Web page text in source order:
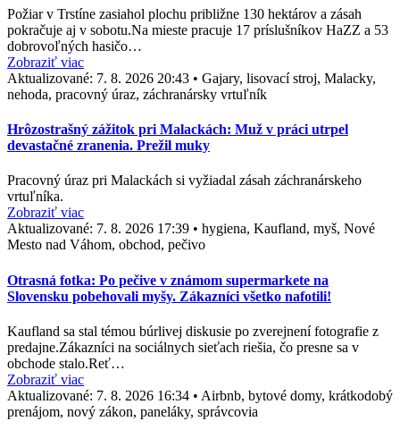
Požiar v Trstíne zasiahol plochu približne 130 hektárov a zásah
pokračuje aj v sobotu.Na mieste pracuje 17 príslušníkov HaZZ a 53
dobrovoľných hasičo…
Zobraziť viac
Aktualizované: 7. 8. 2026 20:43 • Gajary, lisovací stroj, Malacky,
nehoda, pracovný úraz, záchranársky vrtuľník
Hrôzostrašný zážitok pri Malackách: Muž v práci utrpel
devastačné zranenia. Prežil muky
Pracovný úraz pri Malackách si vyžiadal zásah záchranárskeho
vrtuľníka.
Zobraziť viac
Aktualizované: 7. 8. 2026 17:39 • hygiena, Kaufland, myš, Nové
Mesto nad Váhom, obchod, pečivo
Otrasná fotka: Po pečive v známom supermarkete na
Slovensku pobehovali myšy. Zákazníci všetko nafotili!
Kaufland sa stal témou búrlivej diskusie po zverejnení fotografie z
predajne.Zákazníci na sociálnych sieťach riešia, čo presne sa v
obchode stalo.Reť…
Zobraziť viac
Aktualizované: 7. 8. 2026 16:34 • Airbnb, bytové domy, krátkodobý
prenájom, nový zákon, paneláky, správcovia